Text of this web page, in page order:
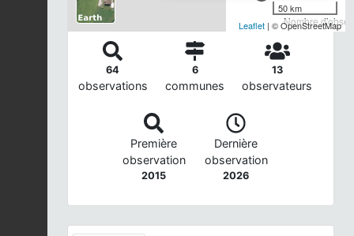
Nombre
50 km
Leaflet | © OpenStreetMap
64
observations
6
communes
13
observateurs
Première
observation
2015
Dernière
observation
2026